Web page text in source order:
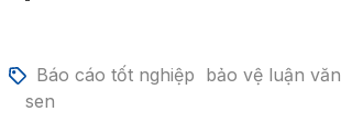
Báo cáo tốt nghiệp bảo vệ luận văn
sen